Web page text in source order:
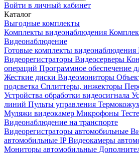
Войти в личный кабинет
Каталог
Выгодные комплекты
Комплекты видеонаблюдения
Видеонаблюдение
Готовые комплекты видеонаблюдения
Видеорегистраторы Видеосерверы
операций Программное обеспечение
Жесткие диски Видеомониторы
подсветка Сплиттеры, инжекторы
Устройства обработки видеосигнала
линий Пульты управления
Муляжи видеокамер Микрофоны
Видеонаблюдение на транспорте
Видеорегистраторы автомобильные
автомобильные IPВидеокамеры
Мониторы автомобильные